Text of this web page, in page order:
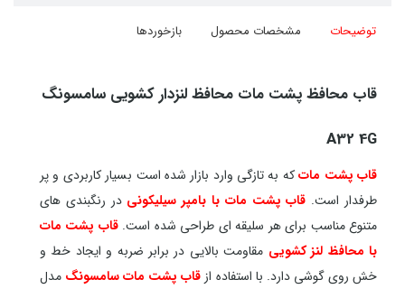
توضیحات مشخصات محصول بازخوردها
قاب محافظ پشت مات محافظ لنزدار کشویی سامسونگ
A32 4G
قاب پشت ماتکه به تازگی وارد بازار شده است بسیار کاربردی و پر
طرفدار است. قاب پشت مات با بامپر سیلیکونی در رنگبندی های
متنوع مناسب برای هر سلیقه ای طراحی شده است.قاب پشت مات
با محافظ لنز کشویی مقاومت بالایی در برابر ضربه و ایجاد خط و
خش روی گوشی دارد. با استفاده از قاب پشت مات سامسونگ مدل